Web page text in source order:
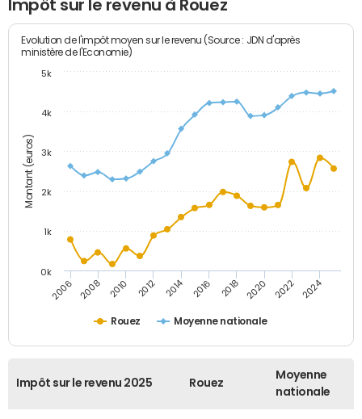
Impôt sur le revenu à Rouez
Montant (euros)
Evolution de l'impôt moyen sur le revenu (Source : JDN d'après
ministère de l'Economie)
Rouez Moyenne nationale
2006 2008 2010 2012 2014 2016 2018 2020 2022 2024
0k
1k
2k
3k
4k
5k
Impôt sur le revenu 2025 Rouez
Moyenne
nationale